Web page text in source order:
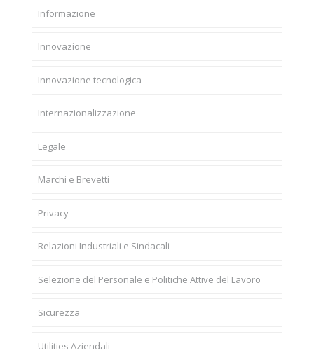
Informazione
Innovazione
Innovazione tecnologica
Internazionalizzazione
Legale
Marchi e Brevetti
Privacy
Relazioni Industriali e Sindacali
Selezione del Personale e Politiche Attive del Lavoro
Sicurezza
Utilities Aziendali